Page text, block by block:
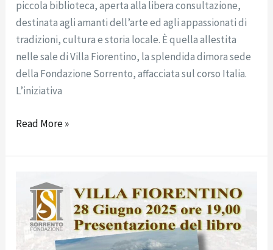
piccola biblioteca, aperta alla libera consultazione,
destinata agli amanti dell’arte ed agli appassionati di
tradizioni, cultura e storia locale. È quella allestita
nelle sale di Villa Fiorentino, la splendida dimora sede
della Fondazione Sorrento, affacciata sul corso Italia.
L’iniziativa
Read More »
Presentazione
“Ragazze
Vicoli